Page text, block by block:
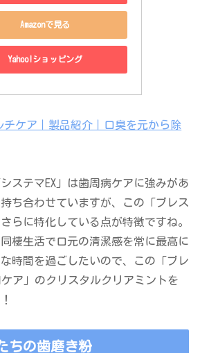
Amazonで見る
Yahoo!ショッピング
ケア｜製品紹介｜口臭を元から除
ステマEX」は歯周病ケアに強みがあ
ち合わせていますが、この「ブレス
らに特化している点が特徴ですね。
棲生活で口元の清潔感を常に最高に
時間を過ごしたいので、この「ブレ
ア」のクリスタルクリアミントを
ちの歯磨き粉